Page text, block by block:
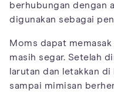
berhubungan dengan
digunakan sebagai
Moms dapat
masih segar. Setelah
larutan dan letakkan
sampai mimisan